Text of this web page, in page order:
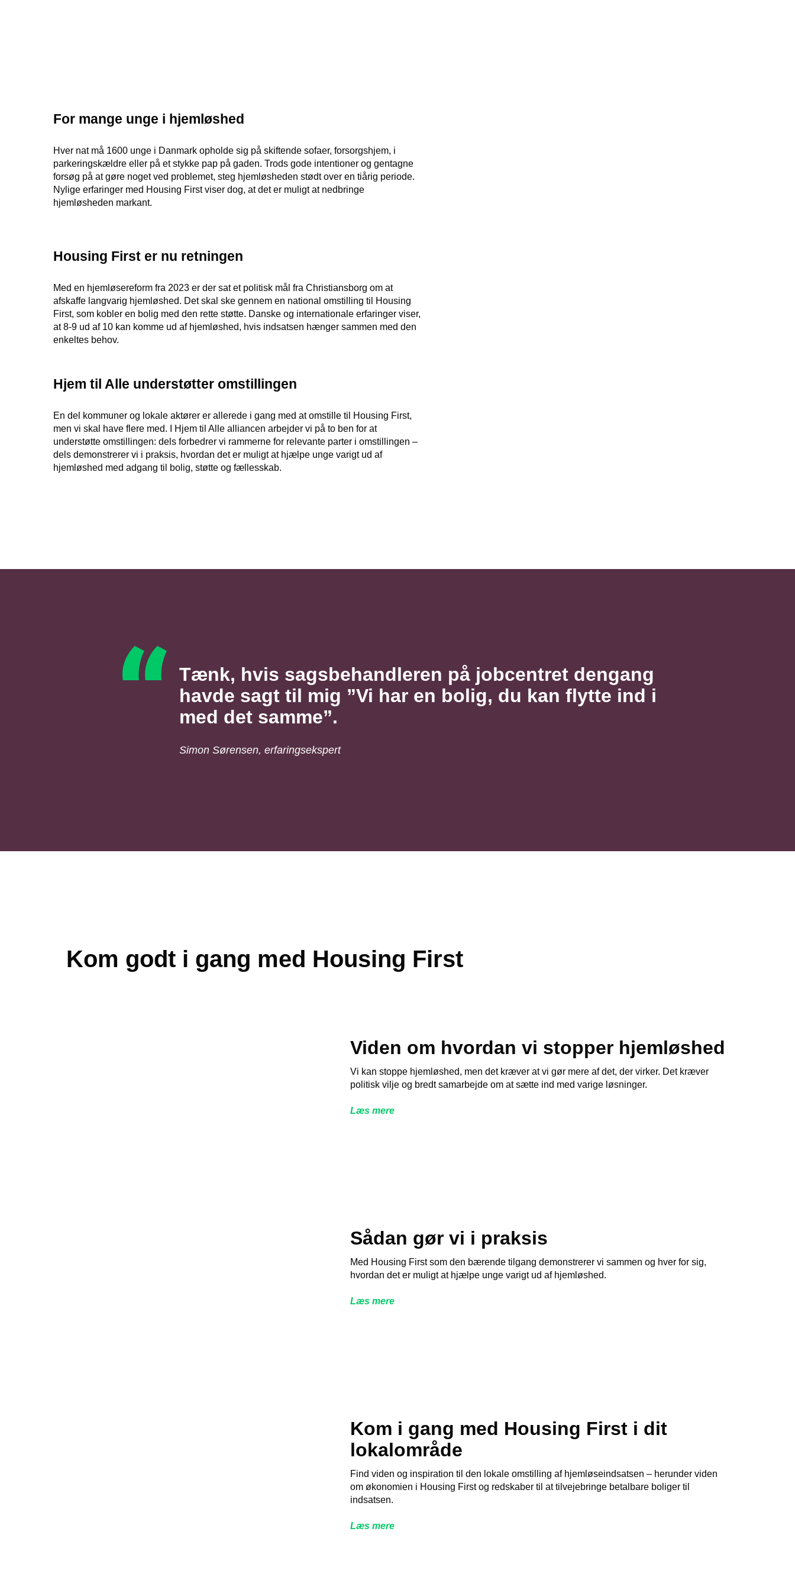
For mange unge i hjemløshed
Hver nat må 1600 unge i Danmark opholde sig på skiftende sofaer, forsorgshjem, i
parkeringskældre eller på et stykke pap på gaden. Trods gode intentioner og gentagne
forsøg på at gøre noget ved problemet, steg hjemløsheden stødt over en tiårig periode.
Nylige erfaringer med Housing First viser dog, at det er muligt at nedbringe
hjemløsheden markant.
Housing First er nu retningen
Med en hjemløsereform fra 2023 er der sat et politisk mål fra Christiansborg om at
afskaffe langvarig hjemløshed. Det skal ske gennem en national omstilling til Housing
First, som kobler en bolig med den rette støtte. Danske og internationale erfaringer viser,
at 8-9 ud af 10 kan komme ud af hjemløshed, hvis indsatsen hænger sammen med den
enkeltes behov.
Hjem til Alle understøtter omstillingen
En del kommuner og lokale aktører er allerede i gang med at omstille til Housing First,
men vi skal have flere med. I Hjem til Alle alliancen arbejder vi på to ben for at
understøtte omstillingen: dels forbedrer vi rammerne for relevante parter i omstillingen –
dels demonstrerer vi i praksis, hvordan det er muligt at hjælpe unge varigt ud af
hjemløshed med adgang til bolig, støtte og fællesskab.
Tænk, hvis sagsbehandleren på jobcentret dengang
havde sagt til mig ”Vi har en bolig, du kan flytte ind i
med det samme”.
Simon Sørensen, erfaringsekspert
Kom godt i gang med Housing First
Viden om hvordan vi stopper hjemløshed
Vi kan stoppe hjemløshed, men det kræver at vi gør mere af det, der virker. Det kræver
politisk vilje og bredt samarbejde om at sætte ind med varige løsninger.
Læs mere
Sådan gør vi i praksis
Med Housing First som den bærende tilgang demonstrerer vi sammen og hver for sig,
hvordan det er muligt at hjælpe unge varigt ud af hjemløshed.
Læs mere
Kom i gang med Housing First i dit
lokalområde
Find viden og inspiration til den lokale omstilling af hjemløseindsatsen – herunder viden
om økonomien i Housing First og redskaber til at tilvejebringe betalbare boliger til
indsatsen.
Læs mere